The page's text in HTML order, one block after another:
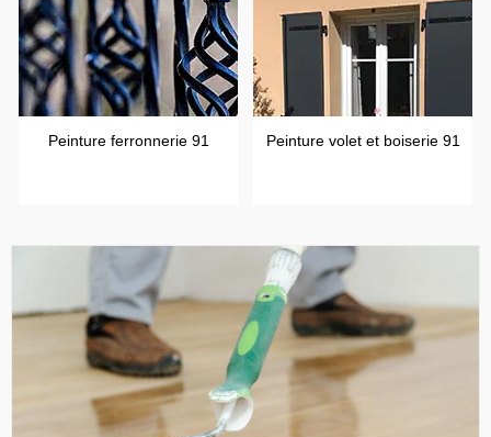
Peinture ferronnerie 91 Peinture volet et boiserie 91